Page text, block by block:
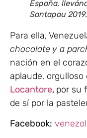
España,
Santapau
Para ella,
chocolate y a
nación en el
aplaude,
Locantore, por su
de sí por la
Facebook: